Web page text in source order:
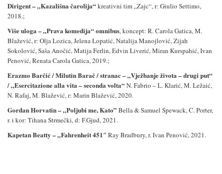
Dirigent –„Kazališna čarolija“kreativni tim „Zajc“, r: Giulio Settimo,
2018.;
Više uloga –„Prava komedija“ omnibus, koncept: R. Carola Gatica, M.
Blažević, r: Olja Lozica, Jelena Lopatić, Natalija Manojlović, Zijah
Sokolović, Saša Anočić, Matija Ferlin, Edvin Liverić, Miran Kurspahić, Ivan
Penović, Renata Carola Gatica, 2019.;
Erazmo Barčić / Milutin Barač / stranac –„Vježbanje života – drugi put“
/ „Esercitazione alla vita – seconda volta“N. Fabrio – L. Klarić, M. Ležaić,
N. Rafaj, M. Blažević, r: Marin Blažević, 2020.
Gordan Horvatin – „Poljubi me, Kato” Bella & Samuel Spewack, C. Porter,
r. i kor: Tihana Strmečki, d: F.Gjud, 2021.
Kapetan Beatty – „Fahrenheit 451″ Ray Bradbury, r. Ivan Penović, 2021.